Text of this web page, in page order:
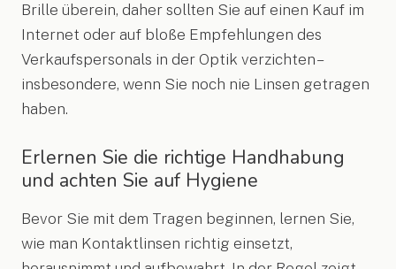
Brille überein, daher sollten Sie auf einen Kauf im
Internet oder auf bloße Empfehlungen des
Verkaufspersonals in der Optik verzichten –
insbesondere, wenn Sie noch nie Linsen getragen
haben.
Erlernen Sie die richtige Handhabung
und achten Sie auf Hygiene
Bevor Sie mit dem Tragen beginnen, lernen Sie,
wie man Kontaktlinsen richtig einsetzt,